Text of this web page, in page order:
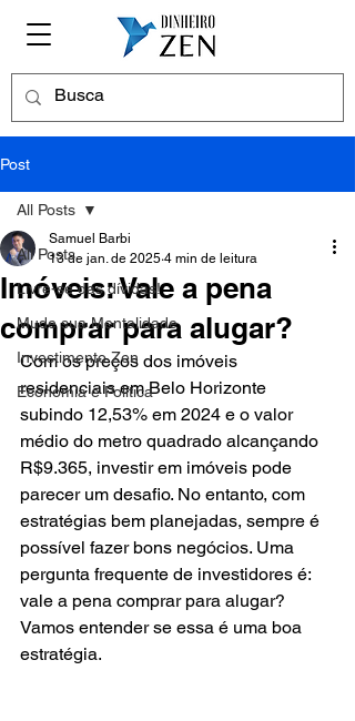
Post
All Posts
Livre-se das dívidas!
Mude sua Mentalidade
Investimento Zen
Economia e Política
All Posts
Imóveis: Vale a pena
comprar para alugar?
Samuel Barbi
13 de jan. de 2025 4 min de leitura
Com os preços dos imóveis
residenciais em Belo Horizonte
subindo 12,53% em 2024 e o valor
médio do metro quadrado alcançando
R$9.365, investir em imóveis pode
parecer um desafio. No entanto, com
estratégias bem planejadas, sempre é
possível fazer bons negócios. Uma
pergunta frequente de investidores é:
vale a pena comprar para alugar?
Vamos entender se essa é uma boa
estratégia.